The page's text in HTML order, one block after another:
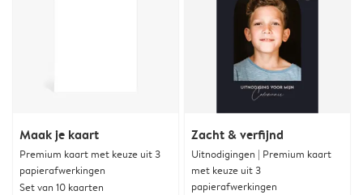
Maak je kaart
Premium kaart met keuze uit 3
papierafwerkingen
Set van 10 kaarten
Zacht & verfijnd
Uitnodigingen | Premium kaart
met keuze uit 3
papierafwerkingen